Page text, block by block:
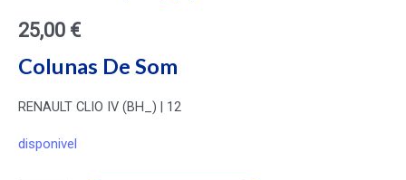
25,00 €
Colunas De Som
RENAULT CLIO IV (BH_) | 12
disponivel